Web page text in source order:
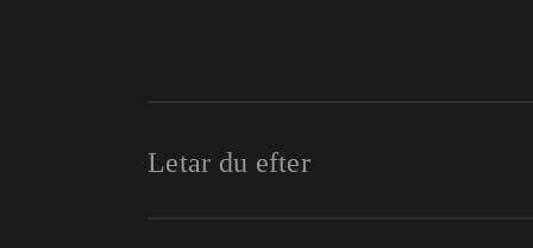
Letar du efter